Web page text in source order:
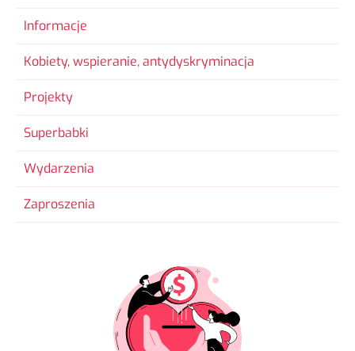
Informacje
Kobiety, wspieranie, antydyskryminacja
Projekty
Superbabki
Wydarzenia
Zaproszenia